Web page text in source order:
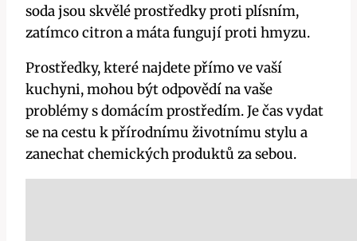
soda jsou skvělé prostředky proti plísním,
zatímco citron a⁢ máta fungují proti hmyzu.
Prostředky, které najdete přímo‍ ve vaší
kuchyni, mohou‍ být odpovědí na ​vaše
problémy s domácím prostředím. Je čas vydat
se na‍ cestu k přírodnímu životnímu stylu a
zanechat‍ chemických produktů za sebou.